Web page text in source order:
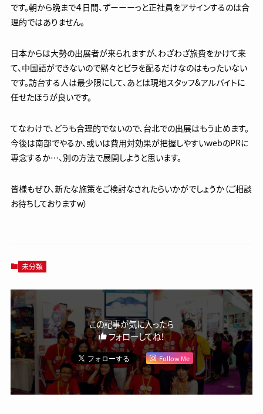
です。朝から晩まで４日間、ずーーーっと正社員をアサインするのは合
理的ではありません。
日本からは大勢の出展者が来られますが、わざわざ旅費をかけて来
て、中国語ができないので黙々とビラを配るだけなのはもったいない
です。訪台する人は最少限にして、あとは現地スタッフ&アルバイトに
任せたほうが良いです。
てなわけで、どうも合理的でないので、台北での出展はもう止めます。
今後は南部でやるか、或いは費用対効果が把握しやすいwebのPRに
専念するか…、別の方法で展開しようと思います。
皆様もぜひ、新たな施策をご検討なされたらいかがでしょうか（ご相談
お待ちしておりますw）
未分類
この記事が気に入ったら
フォローしてね！
Follow Me